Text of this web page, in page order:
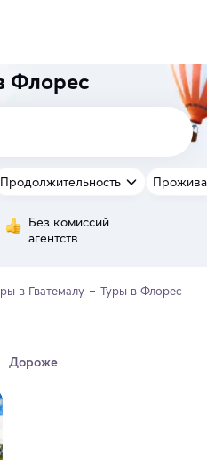
Флорес
Продолжительность
Без комиссий
агентств
в Гватемалу Туры в Флорес
Дороже